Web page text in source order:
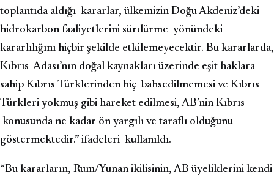
toplantıda aldığı kararlar, ülkemizin Doğu Akdeniz’deki
hidrokarbon faaliyetlerini sürdürme yönündeki
kararlılığını hiçbir şekilde etkilemeyecektir. Bu kararlarda,
Kıbrıs Adası’nın doğal kaynakları üzerinde eşit haklara
sahip Kıbrıs Türklerinden hiç bahsedilmemesi ve Kıbrıs
Türkleri yokmuş gibi hareket edilmesi, AB’nin Kıbrıs
konusunda ne kadar ön yargılı ve taraflı olduğunu
göstermektedir.” ifadeleri kullanıldı.
“Bu kararların, Rum/Yunan ikilisinin, AB üyeliklerini kendi